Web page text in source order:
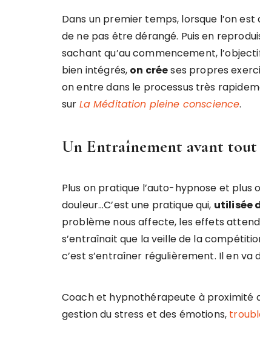
Dans un premier temps, lorsque l’on
de ne pas être dérangé. Puis en
sachant qu’au commencement,
bien intégrés, on créeses propres
on entre dans le processus très
sur La Méditation pleine conscience.
Un Entraînement avant tout
Plus on pratique l’auto-hypnose et plus
douleur…C’est une pratique qui, utilisée
problème nous affecte, les effets
s’entraînait que la veille de la
c’est s’entraîner régulièrement. Il en
Coach et hypnothérapeute à proximité
gestion du stress et des émotions,